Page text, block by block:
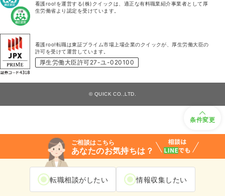
条件変更
ご相談はこちら
あなたのお気持ちは？
転職相談がしたい 情報収集したい
看護roo!を運営する(株)クイックは、適正な有料職業紹介事業者として厚
生労働省より認定を受けています。
看護roo!転職は東証プライム市場上場企業のクイックが、厚生労働大臣の
許可を受けて運営しています。
厚生労働大臣許可27-ユ-020100
© QUICK CO.,LTD.